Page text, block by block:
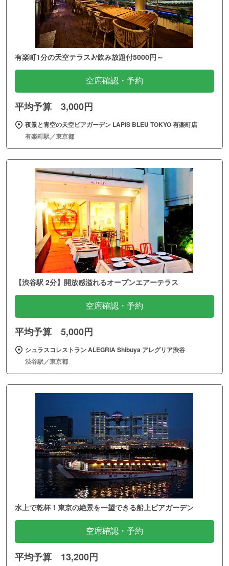
有楽町1分の天空テラス♪/飲み放題付5000円～
空席確認・予約
平均予算 3,000円
夜景と青空の天空ビアガーデン LAPIS BLEU TOKYO 有楽町店
有楽町駅／東京都
【渋谷駅 2分】開放感溢れるオープンエアーテラス
空席確認・予約
平均予算 5,000円
シュラスコレストラン ALEGRIA Shibuya アレグリア渋谷
渋谷駅／東京都
水上で乾杯！東京の絶景を一望できる船上ビアガーデン
空席確認・予約
平均予算 13,200円